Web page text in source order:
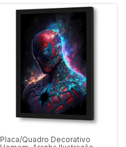
Placa/Quadro Decorativo